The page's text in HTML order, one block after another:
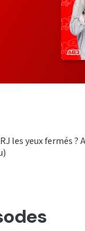
les yeux fermés